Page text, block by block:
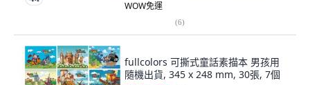
WOW免運
(6)
fullcolors 可撕式童話素描本 男孩用
隨機出貨, 345 x 248 mm, 30張, 7個